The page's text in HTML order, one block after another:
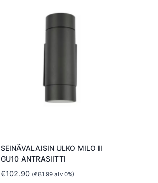
SEINÄVALAISIN ULKO MILO II
GU10 ANTRASIITTI
€102.90 (€81.99 alv 0%)